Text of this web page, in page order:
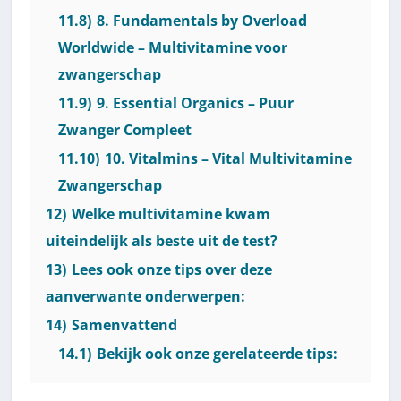
11.8) 8. Fundamentals by Overload
Worldwide – Multivitamine voor
zwangerschap
11.9) 9. Essential Organics – Puur
Zwanger Compleet
11.10) 10. Vitalmins – Vital Multivitamine
Zwangerschap
12) Welke multivitamine kwam
uiteindelijk als beste uit de test?
13) Lees ook onze tips over deze
aanverwante onderwerpen:
14) Samenvattend
14.1) Bekijk ook onze gerelateerde tips: